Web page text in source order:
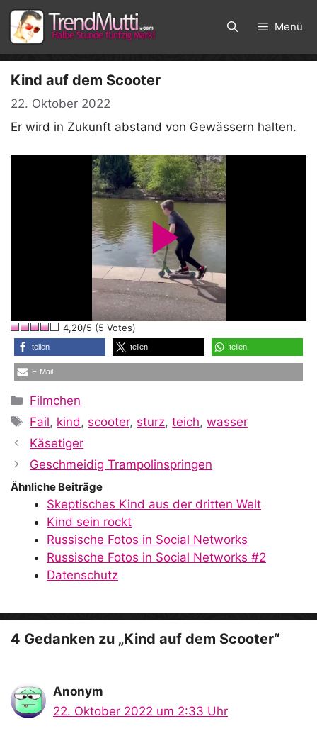
Zum
Inhalt
springen
Menü
Kind auf dem Scooter
22. Oktober 2022
Er wird in Zukunft abstand von Gewässern halten.
P
l
a
y
V
i
d
e
o
4,20/5 (5 Votes)
teilen teilen teilen
E-Mail
Kategorien
Filmchen
Schlagwörter
Fail, kind, scooter, sturz,teich,wasser
Käsetiger
Geschmeidig Trampolinspringen
Ähnliche Beiträge
Skeptisches Kind aus der dritten Welt
Kind sein rockt
Russische Fotos in Social Networks
Russische Fotos in Social Networks #2
Datenschutz
4 Gedanken zu „Kind auf dem Scooter“
Anonym
22. Oktober 2022 um 2:33 Uhr